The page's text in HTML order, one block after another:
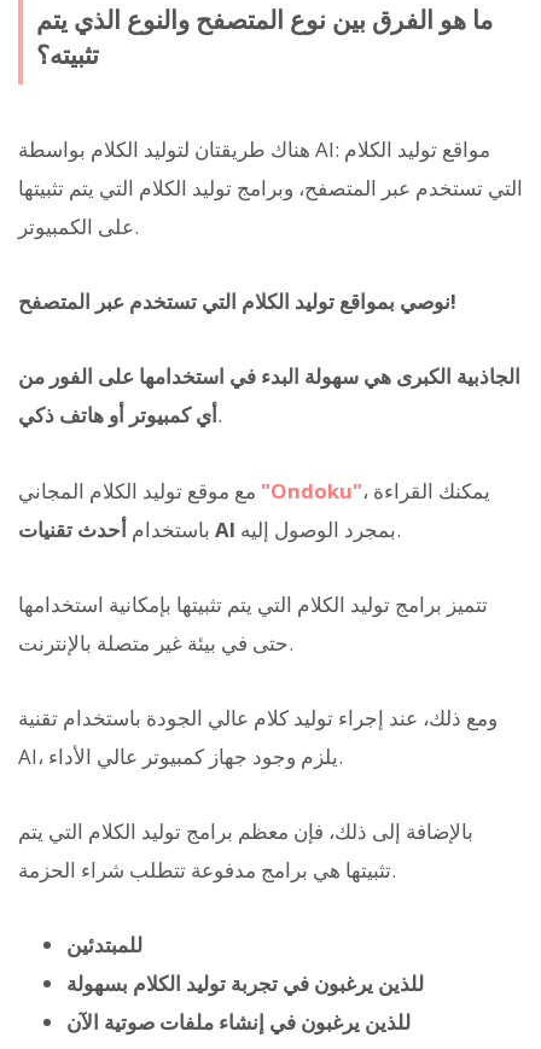
ما هو الفرق بين نوع المتصفح والنوع الذي يتم
تثبيته؟
هناك طريقتان لتوليد الكلام بواسطة AI: مواقع توليد الكلام
التي تستخدم عبر المتصفح، وبرامج توليد الكلام التي يتم تثبيتها
على الكمبيوتر.
نوصي بمواقع توليد الكلام التي تستخدم عبر المتصفح!
الجاذبية الكبرى هي سهولة البدء في استخدامها على الفور من
أي كمبيوتر أو هاتف ذكي.
"Ondoku"، يمكنك القراءة
باستخدام أحدث تقنيات AI بمجرد الوصول إليه.
تتميز برامج توليد الكلام التي يتم تثبيتها بإمكانية استخدامها
حتى في بيئة غير متصلة بالإنترنت.
ومع ذلك، عند إجراء توليد كلام عالي الجودة باستخدام تقنية
AI، يلزم وجود جهاز كمبيوتر عالي الأداء.
بالإضافة إلى ذلك، فإن معظم برامج توليد الكلام التي يتم
تثبيتها هي برامج مدفوعة تتطلب شراء الحزمة.
للمبتدئين
للذين يرغبون في تجربة توليد الكلام بسهولة
للذين يرغبون في إنشاء ملفات صوتية الآن